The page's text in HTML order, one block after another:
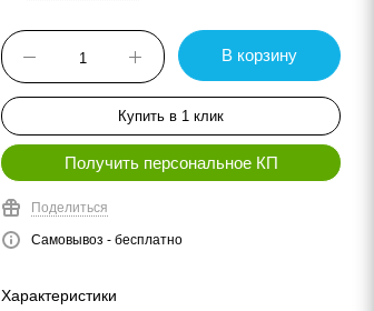
В корзину
Купить в 1 клик
Получить персональное КП
Поделиться
Самовывоз - бесплатно
Характеристики